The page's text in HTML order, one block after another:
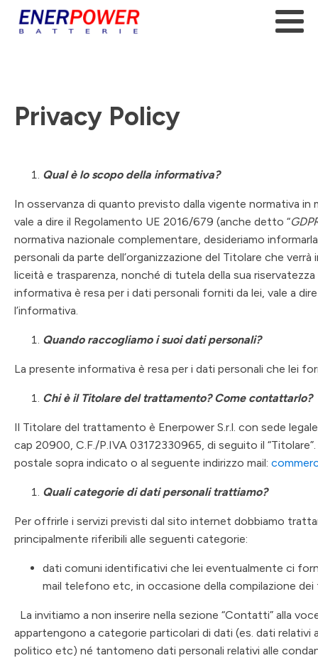
Privacy Policy
Qual è lo scopo della informativa?
In osservanza di quanto previsto dalla vigente normativa in
vale a dire il Regolamento UE 2016/679 (anche detto “
normativa nazionale complementare, desideriamo
personali da parte dell’organizzazione del Titolare che
liceità e trasparenza, nonché di tutela della sua
informativa è resa per i dati personali forniti da lei, vale a
l’informativa.
Quando raccogliamo i suoi dati personali?
La presente informativa è resa per i dati personali che lei
Chi è il Titolare del trattamento? Come contattarlo?
Il Titolare del trattamento è Enerpower S.r.l. con sede
cap 20900, C.F./P.IVA 03172330965, di seguito il
postale sopra indicato o al seguente indirizzo mail:
Quali categorie di dati personali trattiamo?
Per offrirle i servizi previsti dal sito internet dobbiamo
principalmente riferibili alle seguenti categorie:
dati comuni identificativi che lei eventualmente ci
mail telefono etc, in occasione della compilazione
La invitiamo a non inserire nella sezione “Contatti” alla
appartengono a categorie particolari di dati (es. dati
politico etc) né tantomeno dati personali relativi alle